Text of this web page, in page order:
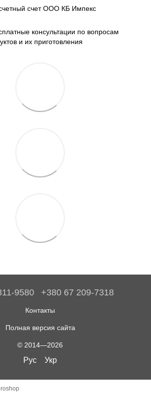
счет ООО КБ Импекс
консультации по вопросам
и их приготовления
9580 +380 67 209-7318
Контакты
Полная версия сайта
© 2014—2026
Рус Укр